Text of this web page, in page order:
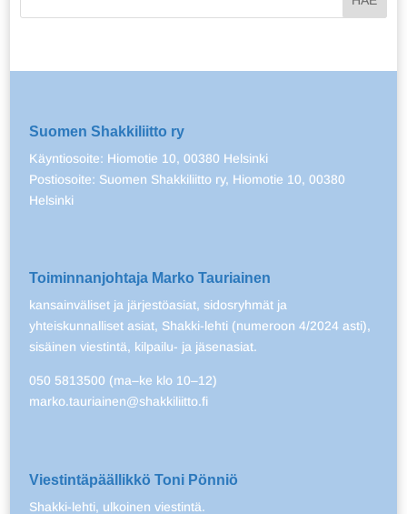
Suomen Shakkiliitto ry
Käyntiosoite: Hiomotie 10, 00380 Helsinki
Postiosoite: Suomen Shakkiliitto ry, Hiomotie 10, 00380
Helsinki
Toiminnanjohtaja Marko Tauriainen
kansainväliset ja järjestöasiat, sidosryhmät ja
yhteiskunnalliset asiat, Shakki-lehti (numeroon 4/2024 asti),
sisäinen viestintä, kilpailu- ja jäsenasiat.
050 5813500 (ma–ke klo 10–12)
marko.tauriainen@shakkiliitto.fi
Viestintäpäällikkö Toni Pönniö
Shakki-lehti, ulkoinen viestintä.